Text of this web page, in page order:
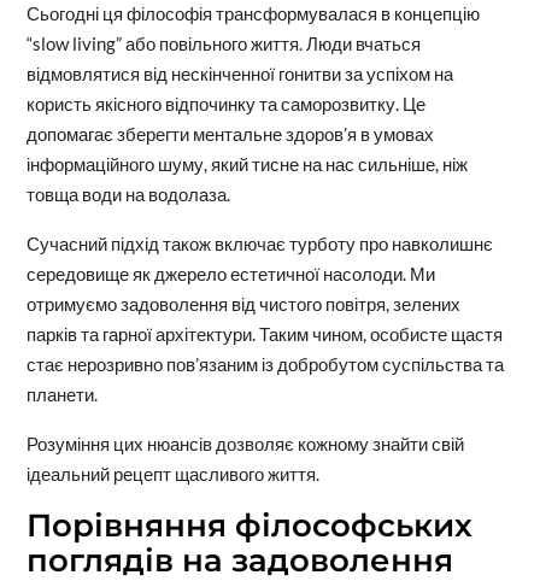
Сьогодні ця філософія трансформувалася в концепцію
“slow living” або повільного життя. Люди вчаться
відмовлятися від нескінченної гонитви за успіхом на
користь якісного відпочинку та саморозвитку. Це
допомагає зберегти ментальне здоров’я в умовах
інформаційного шуму, який тисне на нас сильніше, ніж
товща води на водолаза.
Сучасний підхід також включає турботу про навколишнє
середовище як джерело естетичної насолоди. Ми
отримуємо задоволення від чистого повітря, зелених
парків та гарної архітектури. Таким чином, особисте щастя
стає нерозривно пов’язаним із добробутом суспільства та
планети.
Розуміння цих нюансів дозволяє кожному знайти свій
ідеальний рецепт щасливого життя.
Порівняння філософських
поглядів на задоволення